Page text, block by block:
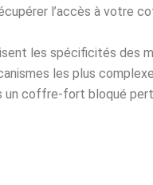
l’accès à votre
les spécificités des
les plus
un coffre-fort bloqué